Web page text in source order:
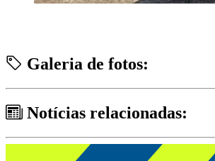
Galeria de fotos:
Notícias relacionadas: